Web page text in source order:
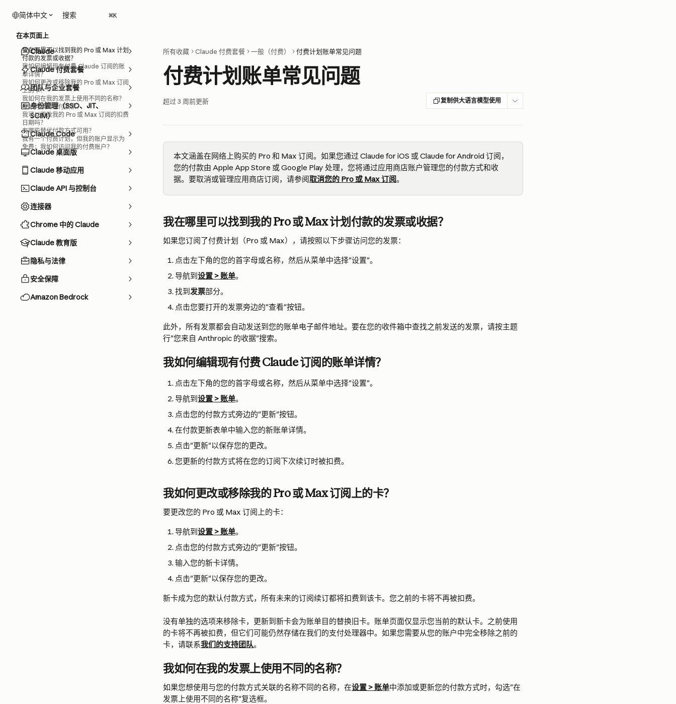
简体中文 搜索 ⌘K
Claude
Claude 付费套餐
团队与企业套餐
身份管理（SSO、JIT、
SCIM）
Claude Code
Claude 桌面版
Claude 移动应用
Claude API 与控制台
连接器
Chrome 中的 Claude
Claude 教育版
隐私与法律
安全保障
Amazon Bedrock
所有收藏 Claude 付费套餐 一般（付费） 付费计划账单常见问题
付费计划账单常见问题
超过 3 周前更新 复制供大语言模型使用
本文涵盖在网络上购买的 Pro 和 Max 订阅。如果您通过 Claude for iOS 或 Claude for Android 订阅，
您的付款由 Apple App Store 或 Google Play 处理，您将通过应用商店账户管理您的付款方式和收
据。要取消或管理应用商店订阅，请参阅取消您的 Pro 或 Max 订阅。
我在哪里可以找到我的 Pro 或 Max 计划付款的发票或收据？
如果您订阅了付费计划（Pro 或 Max），请按照以下步骤访问您的发票：
点击左下角的您的首字母或名称，然后从菜单中选择"设置"。
导航到设置 > 账单。
找到发票部分。
点击您要打开的发票旁边的"查看"按钮。
此外，所有发票都会自动发送到您的账单电子邮件地址。要在您的收件箱中查找之前发送的发票，请按主题
行"您来自 Anthropic 的收据"搜索。
我如何编辑现有付费 Claude 订阅的账单详情？
点击左下角的您的首字母或名称，然后从菜单中选择"设置"。
导航到设置 > 账单。
点击您的付款方式旁边的"更新"按钮。
在付款更新表单中输入您的新账单详情。
点击"更新"以保存您的更改。
您更新的付款方式将在您的订阅下次续订时被扣费。
我如何更改或移除我的 Pro 或 Max 订阅上的卡？
要更改您的 Pro 或 Max 订阅上的卡：
导航到设置 > 账单。
点击您的付款方式旁边的"更新"按钮。
输入您的新卡详情。
点击"更新"以保存您的更改。
新卡成为您的默认付款方式，所有未来的订阅续订都将扣费到该卡。您之前的卡将不再被扣费。
没有单独的选项来移除卡，更新到新卡会为账单目的替换旧卡。账单页面仅显示您当前的默认卡。之前使用
的卡将不再被扣费，但它们可能仍然存储在我们的支付处理器中。如果您需要从您的账户中完全移除之前的
卡，请联系我们的支持团队。
我如何在我的发票上使用不同的名称？
如果您想使用与您的付款方式关联的名称不同的名称，在设置 > 账单中添加或更新您的付款方式时，勾选"在
发票上使用不同的名称"复选框。
在本页面上
我在哪里可以找到我的 Pro 或 Max 计划
付款的发票或收据？
我如何编辑现有付费 Claude 订阅的账
单详情？
我如何更改或移除我的 Pro 或 Max 订阅
上的卡？
我如何在我的发票上使用不同的名称？
我如何编辑已付发票？
我可以更改我的 Pro 或 Max 订阅的扣费
日期吗？
有哪些替代付款方式可用？
我有一个付费计划，但我的账户显示为
免费；我如何访问我的付费账户？